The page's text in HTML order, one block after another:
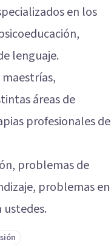
en los
lenguaje.
áreas de
profesionales de
problemas de
problemas en